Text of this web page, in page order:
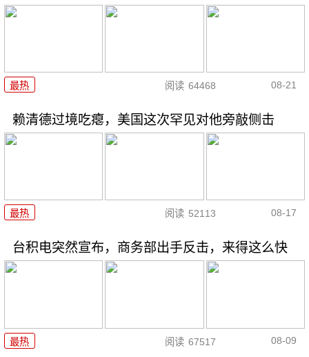
最热 阅读 64468 08-21
赖清德过境吃瘪，美国这次罕见对他旁敲侧击
最热 阅读 52113 08-17
台积电突然宣布，商务部出手反击，来得这么快
最热 阅读 67517 08-09